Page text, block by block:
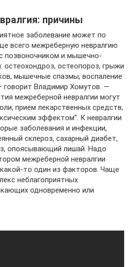
причины
заболевание может по
всего межреберную невралгию
позвоночником и мышечно-
остеохондроз, остеопороз, грыжи
мышечные спазмы, воспаление
Владимир Хомутов. —
межреберной невралгии могут
прием лекарственных средств,
эффектом”. К невралгии
заболевания и инфекции,
склероз, сахарный диабет,
опоясывающий лишай. Надо
межреберной невралгии
то один из факторов. Чаще
неблагоприятных
одновременно или